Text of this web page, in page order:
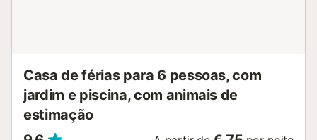
Casa de férias para 6 pessoas, com
jardim e piscina, com animais de
estimação